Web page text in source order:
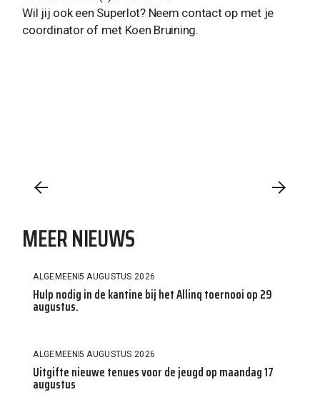
Wil jij ook een Superlot? Neem contact op met je
coordinator of met Koen Bruining.
MEER NIEUWS
ALGEMEEN5 AUGUSTUS 2026
Hulp nodig in de kantine bij het Allinq toernooi op 29
augustus.
ALGEMEEN5 AUGUSTUS 2026
Uitgifte nieuwe tenues voor de jeugd op maandag 17
augustus